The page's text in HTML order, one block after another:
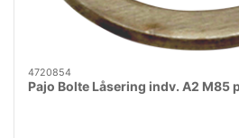
4720854
Pajo Bolte Låsering indv. A2 M85